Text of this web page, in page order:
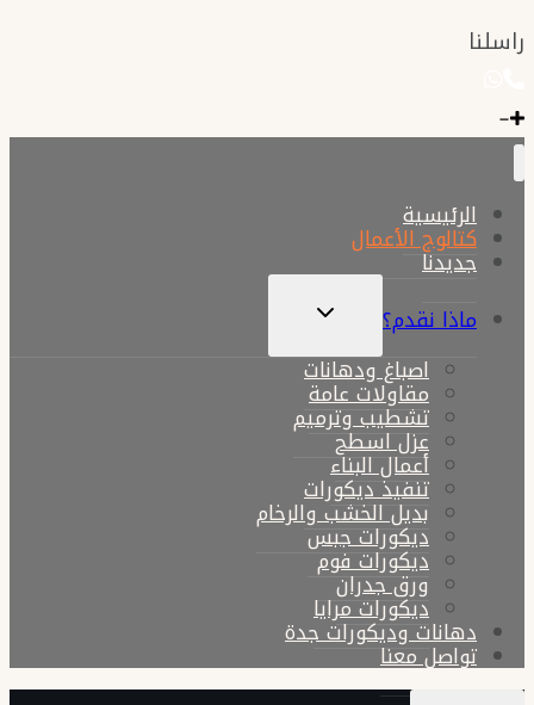
راسلنا
الرئيسية
كتالوج الأعمال
جديدنا
ماذا نقدم؟
تبديل
الفرعيةاصباغ ودهانات
مقاولات عامة
تشطيب وترميم
عزل اسطح
أعمال البناء
تنفيذ ديكورات
بديل الخشب والرخام
ديكورات جبس
ديكورات فوم
ورق جدران
ديكورات مرايا
دهانات وديكورات جدة
تواصل معنا